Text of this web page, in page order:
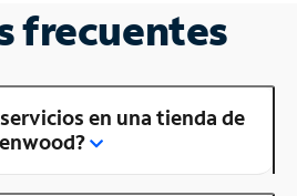
frecuentes
en una tienda de